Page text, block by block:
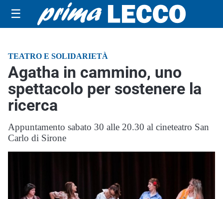
☰
TEATRO E SOLIDARIETÀ
Agatha in cammino, uno
spettacolo per sostenere la
ricerca
Appuntamento sabato 30 alle 20.30 al cineteatro San
Carlo di Sirone